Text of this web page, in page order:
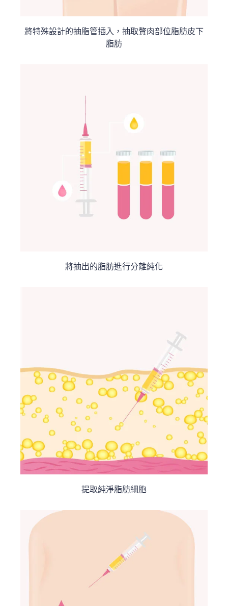
將特殊設計的抽脂管插入，抽取贅肉部位脂肪皮下
脂肪
將抽出的脂肪進行分離純化
提取純淨脂肪細胞